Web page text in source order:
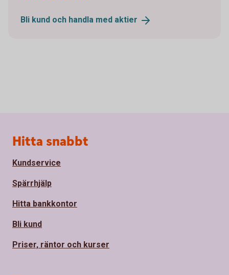
Bli kund och handla med aktier
Sidfot
Hitta snabbt
Kundservice
Spärrhjälp
Hitta bankkontor
Bli kund
Priser, räntor och kurser